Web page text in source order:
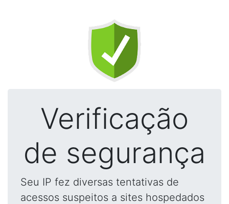
Verificação
de segurança
Seu IP fez diversas tentativas de
acessos suspeitos a sites hospedados